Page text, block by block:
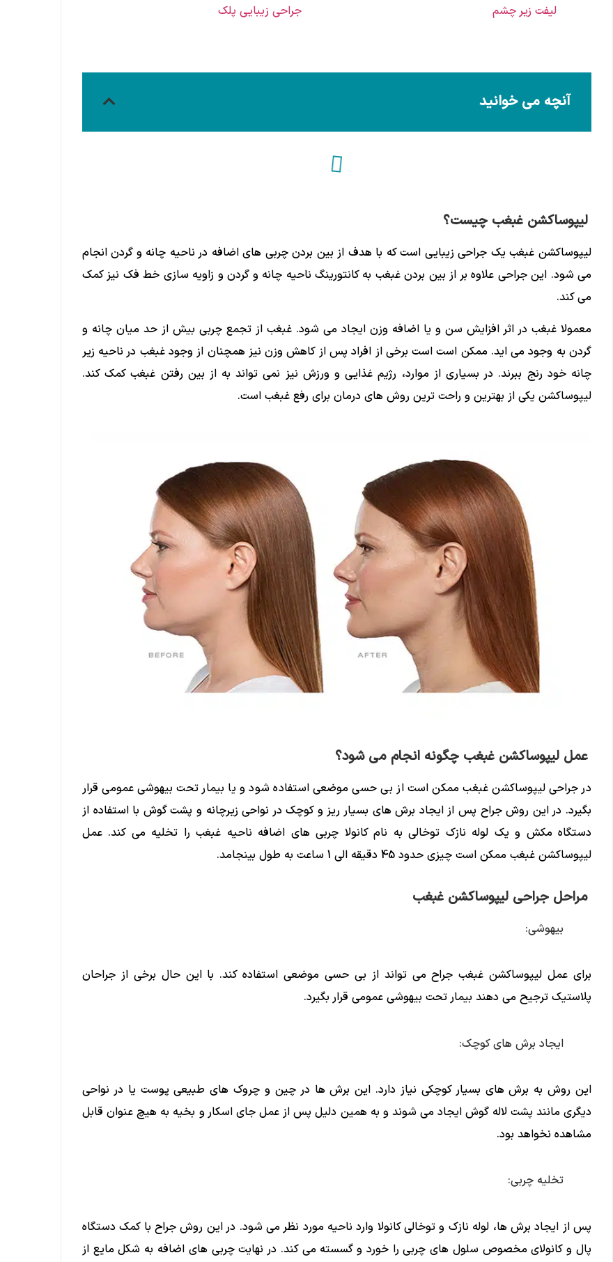
لیفت زیر چشم
جراحی زیبایی پلک
آنچه می خوانید
لیپوساکشن غبغب چیست؟
لیپوساکشن غبغب یک جراحی زیبایی است که با هدف از بین بردن چربی های اضافه در ناحیه چانه و گردن انجام
می شود. این جراحی علاوه بر از بین بردن غبغب به کانتورینگ ناحیه چانه و گردن و زاویه سازی خط فک نیز کمک
می کند.
معمولا غبغب در اثر افزایش سن و یا اضافه وزن ایجاد می شود. غبغب از تجمع چربی بیش از حد میان چانه و
گردن به وجود می اید. ممکن است است برخی از افراد پس از کاهش وزن نیز همچنان از وجود غبغب در ناحیه زیر
چانه خود رنج ببرند. در بسیاری از موارد، رژیم غذایی و ورزش نیز نمی تواند به از بین رفتن غبغب کمک کند.
لیپوساکشن یکی از بهترین و راحت ترین روش های درمان برای رفع غبغب است.
عمل لیپوساکشن غبغب چگونه انجام می شود؟
در جراحی لیپوساکشن غبغب ممکن است از بی حسی موضعی استفاده شود و یا بیمار تحت بیهوشی عمومی قرار
بگیرد. در این روش جراح پس از ایجاد برش های بسیار ریز و کوچک در نواحی زیرچانه و پشت گوش با استفاده از
دستگاه مکش و یک لوله نازک توخالی به نام کانولا چربی های اضافه ناحیه غبغب را تخلیه می کند. عمل
لیپوساکشن غبغب ممکن است چیزی حدود 45 دقیقه الی 1 ساعت به طول بینجامد.
مراحل جراحی لیپوساکشن غبغب
بیهوشی:
برای عمل لیپوساکشن غبغب جراح می تواند از بی حسی موضعی استفاده کند. با این حال برخی از جراحان
پلاستیک ترجیح می دهند بیمار تحت بیهوشی عمومی قرار بگیرد.
ایجاد برش های کوچک:
این روش به برش های بسیار کوچکی نیاز دارد. این برش ها در چین و چروک های طبیعی پوست یا در نواحی
دیگری مانند پشت لاله گوش ایجاد می شوند و به همین دلیل پس از عمل جای اسکار و بخیه به هیچ عنوان قابل
مشاهده نخواهد بود.
تخلیه چربی:
پس از ایجاد برش ها، لوله نازک و توخالی کانولا وارد ناحیه مورد نظر می شود. در این روش جراح با کمک دستگاه
پال و کانولای مخصوص سلول های چربی را خورد و گسسته می کند. در نهایت چربی های اضافه به شکل مایع از